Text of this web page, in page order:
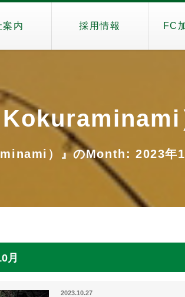
案内 採用情報 FC
）』のMonth: 2023年
月
2023.10.27